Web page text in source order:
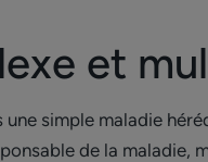
et
simple maladie
de la maladie,